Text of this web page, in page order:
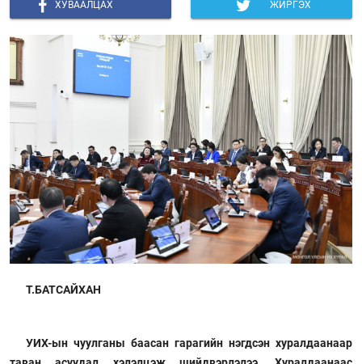
ХУВААЛЦАХ ЖИРГЭХ
Т.БАТСАЙХАН
УИХ-ын чуулганы баасан гарагийн нэгдсэн хуралдаанаар